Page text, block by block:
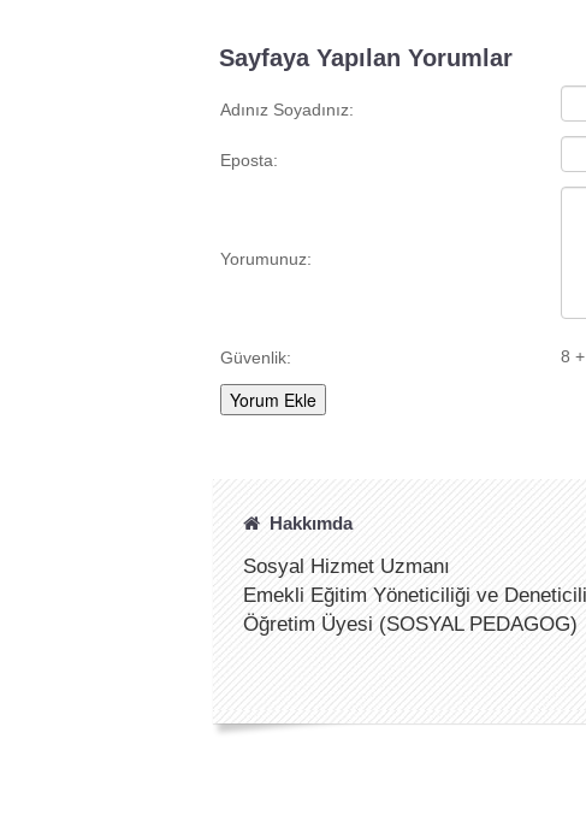
Sayfaya Yapılan Yorumlar
Adınız Soyadınız:
Eposta:
Yorumunuz:
Güvenlik: 8
Hakkımda
Sosyal Hizmet Uzmanı
Emekli Eğitim Yöneticiliği ve
Öğretim Üyesi (SOSYAL PEDAGOG)